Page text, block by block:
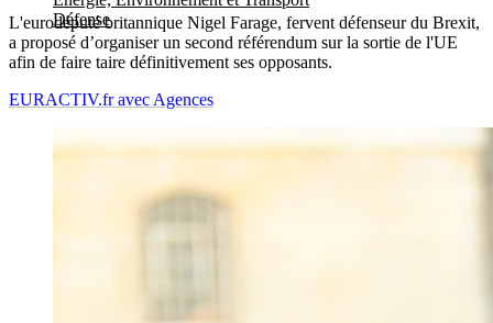
Défense
L'eurodéputé britannique Nigel Farage, fervent défenseur du Brexit,
a proposé d’organiser un second référendum sur la sortie de l'UE
afin de faire taire définitivement ses opposants.
EURACTIV.fr avec Agences